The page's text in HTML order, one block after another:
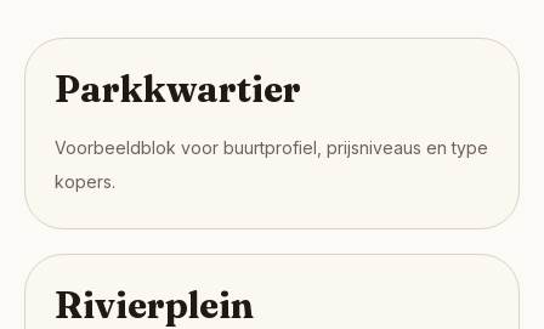
Parkkwartier
Voorbeeldblok voor buurtprofiel, prijsniveaus en type
kopers.
Rivierplein